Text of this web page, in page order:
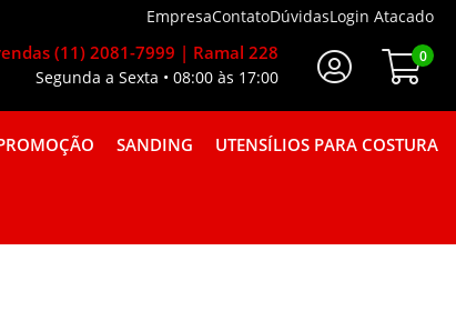
EmpresaContatoDúvidasLogin Atacado
SANDING UTENSÍLIOS PARA COSTURA
(11) 2081-7999 | Ramal 228
Segunda a Sexta • 08:00 às 17:00
0